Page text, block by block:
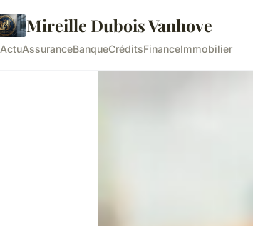
Mireille Dubois Vanhove
ActuAssuranceBanqueCréditsFinanceImmobilier